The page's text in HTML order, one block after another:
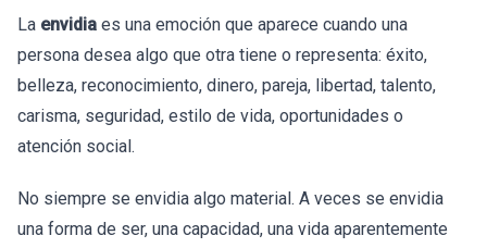
La envidia es una emoción que aparece cuando una
persona desea algo que otra tiene o representa: éxito,
belleza, reconocimiento, dinero, pareja, libertad, talento,
carisma, seguridad, estilo de vida, oportunidades o
atención social.
No siempre se envidia algo material. A veces se envidia
una forma de ser, una capacidad, una vida aparentemente